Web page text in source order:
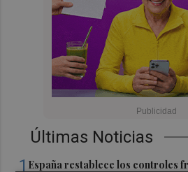
Últimas Noticias
1 España restablece los controles